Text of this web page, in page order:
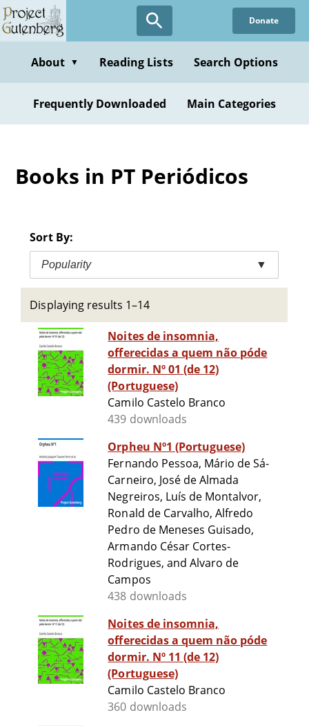
Skip
to
content
Donate
About ▼ Reading Lists Search Options
Frequently Downloaded Main Categories
Books in PT Periódicos
Sort By:
Popularity ▼
Displaying results 1–14
Noites de insomnia,
offerecidas a quem não póde
dormir. Nº 01 (de 12)
(Portuguese)
Camilo Castelo Branco
439 downloads
Orpheu Nº1 (Portuguese)
Fernando Pessoa, Mário de Sá-
Carneiro, José de Almada
Negreiros, Luís de Montalvor,
Ronald de Carvalho, Alfredo
Pedro de Meneses Guisado,
Armando César Cortes-
Rodrigues, and Alvaro de
Campos
438 downloads
Noites de insomnia,
offerecidas a quem não póde
dormir. Nº 11 (de 12)
(Portuguese)
Camilo Castelo Branco
360 downloads